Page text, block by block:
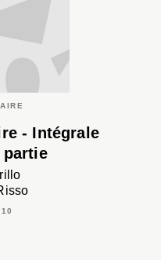
- Intégrale
partie